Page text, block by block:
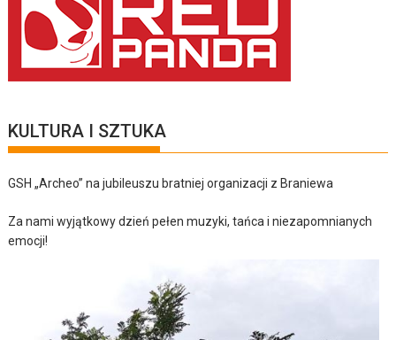
KULTURA I SZTUKA
GSH „Archeo” na jubileuszu bratniej organizacji z Braniewa
Za nami wyjątkowy dzień pełen muzyki, tańca i niezapomnianych
emocji!